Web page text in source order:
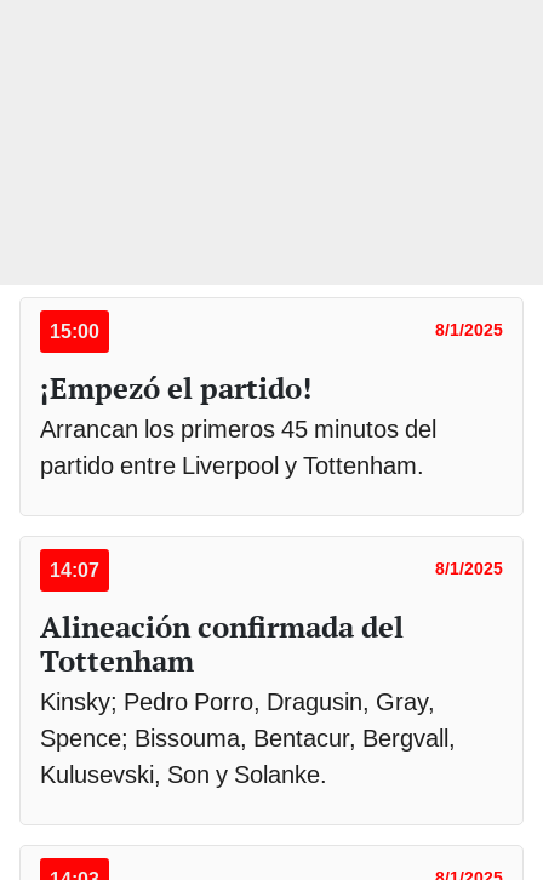
15:00 8/1/2025
¡Empezó el partido!
Arrancan los primeros 45 minutos del
partido entre Liverpool y Tottenham.
14:07 8/1/2025
Alineación confirmada del
Tottenham
Kinsky; Pedro Porro, Dragusin, Gray,
Spence; Bissouma, Bentacur, Bergvall,
Kulusevski, Son y Solanke.